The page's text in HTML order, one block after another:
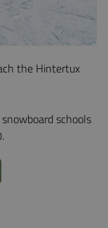
the Hintertux
schools